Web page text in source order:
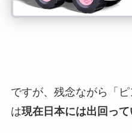
ですが、残念ながら「
は現在日本には出回って